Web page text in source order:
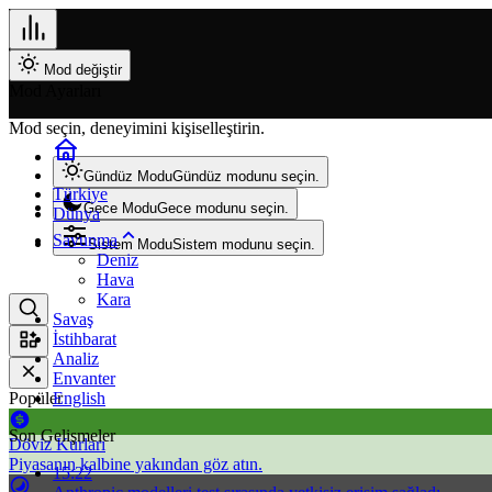
Mod değiştir
Mod seçin, deneyimini kişiselleştirin.
Gündüz ModuGündüz modunu seçin.
Gece ModuGece modunu seçin.
Sistem ModuSistem modunu seçin.
Popüler
Döviz Kurları
Piyasanın kalbine yakından göz atın.
Türkiye
Dünya
Savunma
Deniz
Hava
Kara
Savaş
İstihbarat
Analiz
Envanter
English
Son Gelişmeler
15:22